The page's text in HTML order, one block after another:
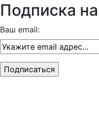
Подписка
Ваш email: